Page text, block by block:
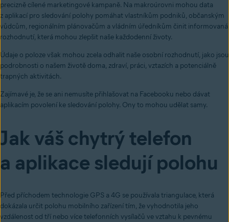
precizně cílené marketingové kampaně. Na makroúrovni mohou data
z aplikací pro sledování polohy pomáhat vlastníkům podniků, občanským
vůdcům, regionálním plánovačům a vládním úředníkům činit informovaná
rozhodnutí, která mohou zlepšit naše každodenní životy.
Údaje o poloze však mohou zcela odhalit naše osobní rozhodnutí, jako jsou
podrobnosti o našem životě doma, zdraví, práci, vztazích a potenciálně
trapných aktivitách.
Zajímavé je, že se ani nemusíte přihlašovat na Facebooku nebo dávat
aplikacím povolení ke sledování polohy. Ony to mohou udělat samy.
Jak váš chytrý telefon
a aplikace sledují polohu
Před příchodem technologie GPS a 4G se používala triangulace, která
dokázala určit polohu mobilního zařízení tím, že vyhodnotila jeho
vzdálenost od tří nebo více telefonních vysílačů ve vztahu k pevnému